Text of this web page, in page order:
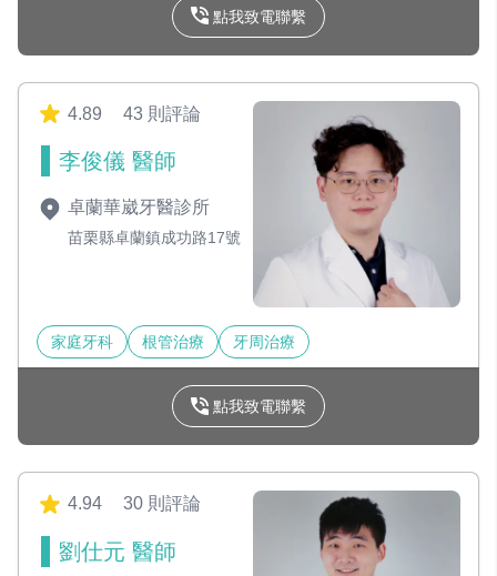
點我致電聯繫
4.89 43 則評論
李俊儀 醫師
卓蘭華崴牙醫診所
苗栗縣卓蘭鎮成功路17號
家庭牙科 根管治療 牙周治療
點我致電聯繫
4.94 30 則評論
劉仕元 醫師